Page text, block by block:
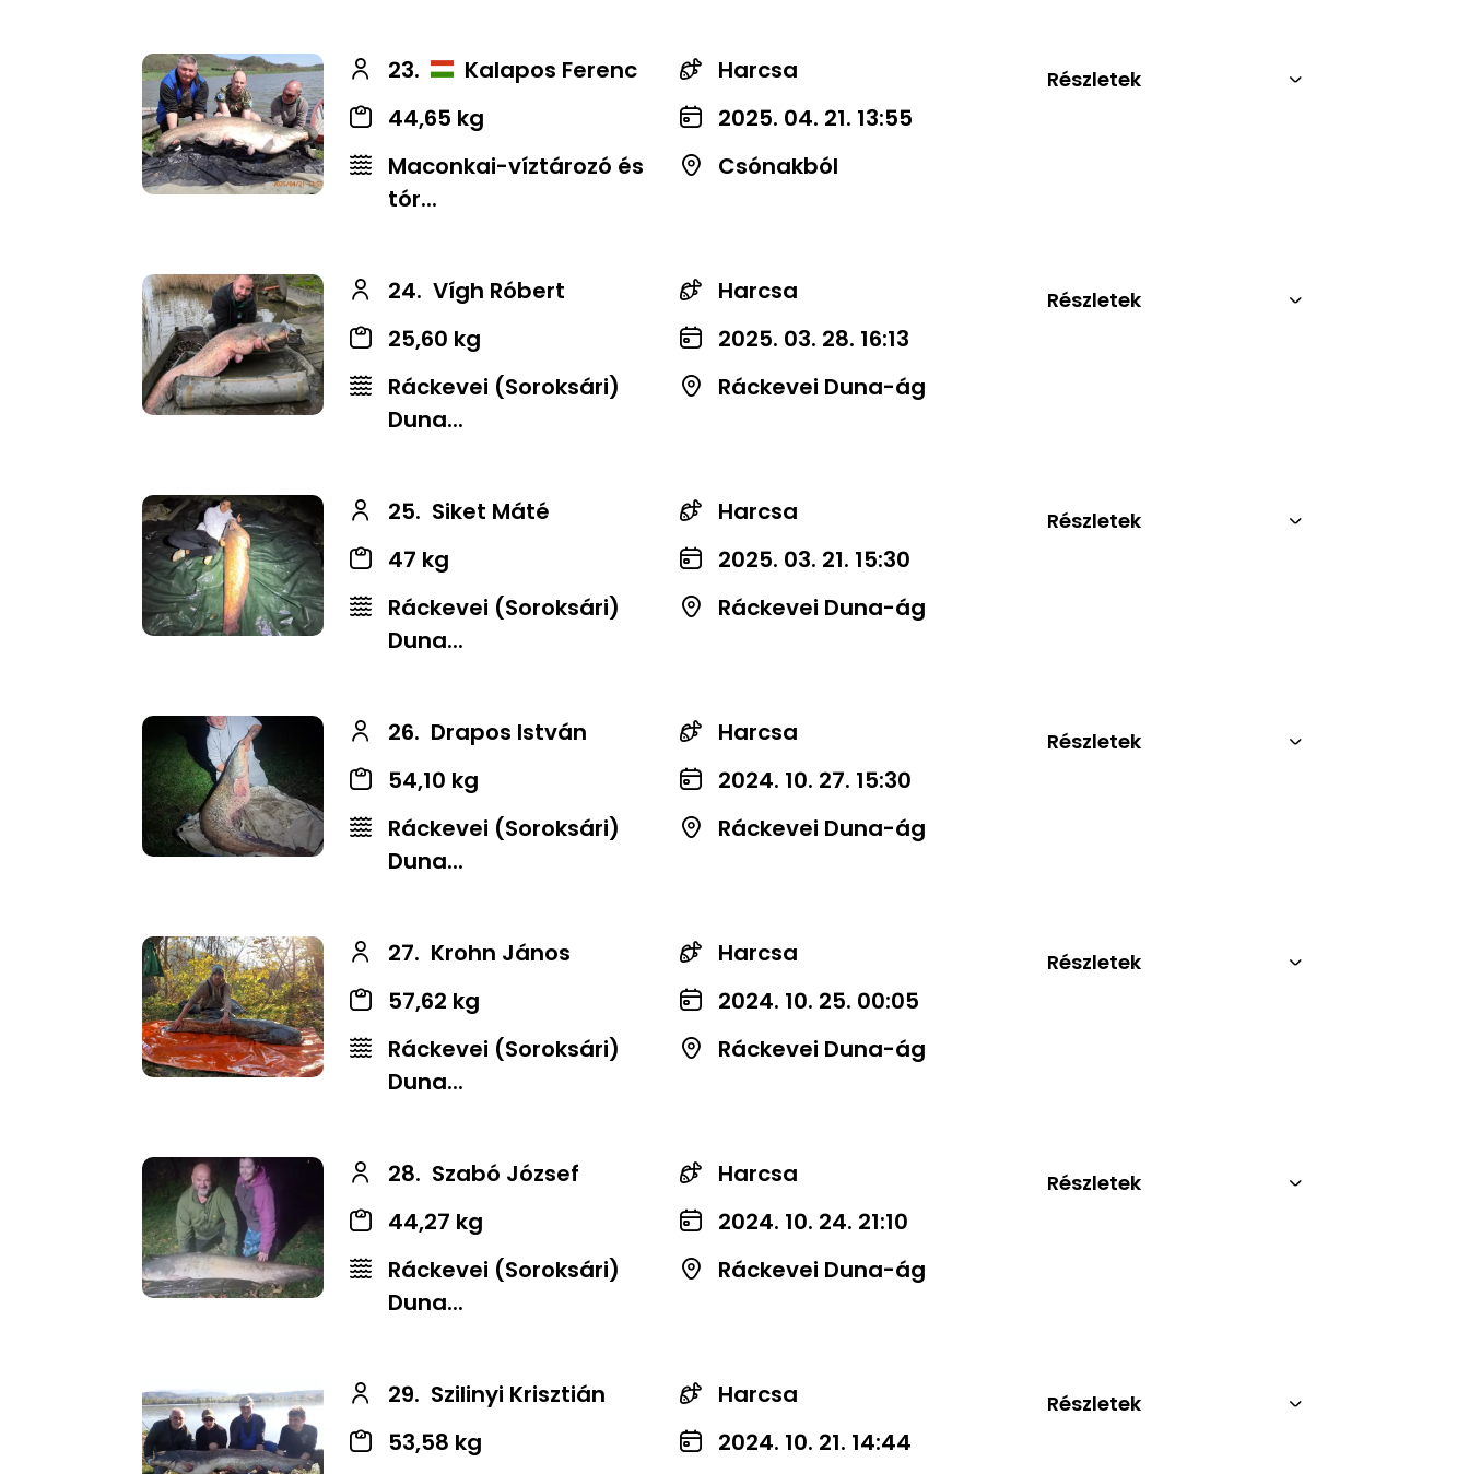
23. Kalapos Ferenc
Harcsa
44,65 kg
2025. 04. 21. 13:55
Maconkai-víztározó és
tór...
Csónakból
Részletek
24. Vígh Róbert
Harcsa
25,60 kg
2025. 03. 28. 16:13
Ráckevei (Soroksári)
Duna...
Ráckevei Duna-ág
Részletek
25. Siket Máté
Harcsa
47 kg
2025. 03. 21. 15:30
Ráckevei (Soroksári)
Duna...
Ráckevei Duna-ág
Részletek
26. Drapos István
Harcsa
54,10 kg
2024. 10. 27. 15:30
Ráckevei (Soroksári)
Duna...
Ráckevei Duna-ág
Részletek
27. Krohn János
Harcsa
57,62 kg
2024. 10. 25. 00:05
Ráckevei (Soroksári)
Duna...
Ráckevei Duna-ág
Részletek
28. Szabó József
Harcsa
44,27 kg
2024. 10. 24. 21:10
Ráckevei (Soroksári)
Duna...
Ráckevei Duna-ág
Részletek
29. Szilinyi Krisztián
Harcsa
53,58 kg
2024. 10. 21. 14:44
Részletek